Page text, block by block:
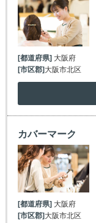
[都道府県]大阪府
[市区郡]大阪市北区
カバーマーク
[都道府県]大阪府
[市区郡]大阪市北区